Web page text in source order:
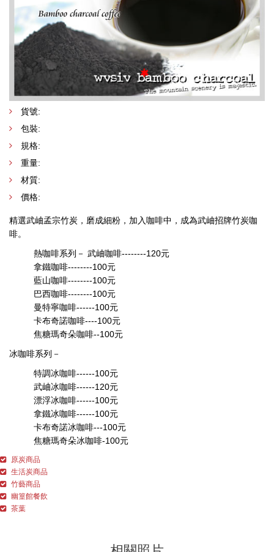
貨號:
包裝:
規格:
重量:
材質:
價格:
精選武岫孟宗竹炭，磨成細粉，加入咖啡中，成為武岫招牌竹炭咖
啡。
熱咖啡系列－ 武岫咖啡--------120元
拿鐵咖啡--------100元
藍山咖啡--------100元
巴西咖啡--------100元
曼特寧咖啡------100元
卡布奇諾咖啡----100元
焦糖瑪奇朵咖啡--100元
冰咖啡系列－
特調冰咖啡------100元
武岫冰咖啡------120元
漂浮冰咖啡------100元
拿鐵冰咖啡------100元
卡布奇諾冰咖啡---100元
焦糖瑪奇朵冰咖啡-100元
原炭商品
生活炭商品
竹藝商品
幽篁館餐飲
茶葉